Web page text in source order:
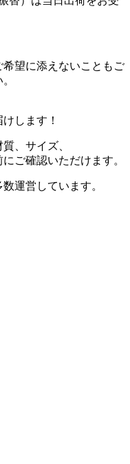
望に添えないこともご
します！
、サイズ、
ご確認いただけます。
運営しています。